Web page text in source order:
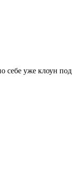
себе уже клоун под